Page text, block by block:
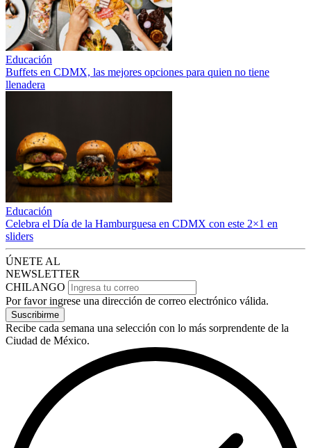
Educación
Buffets en CDMX, las mejores opciones para quien no tiene
llenadera
Educación
Celebra el Día de la Hamburguesa en CDMX con este 2×1 en
sliders
ÚNETE AL
NEWSLETTER
CHILANGO
Por favor ingrese una dirección de correo electrónico válida.
Suscribirme
Recibe cada semana una selección con lo más sorprendente de la
Ciudad de México.